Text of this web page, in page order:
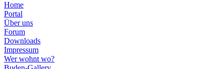
Home
Portal
Über uns
Forum
Downloads
Impressum
Wer wohnt wo?